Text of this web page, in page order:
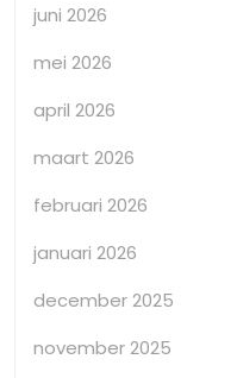
juni 2026
mei 2026
april 2026
maart 2026
februari 2026
januari 2026
december 2025
november 2025